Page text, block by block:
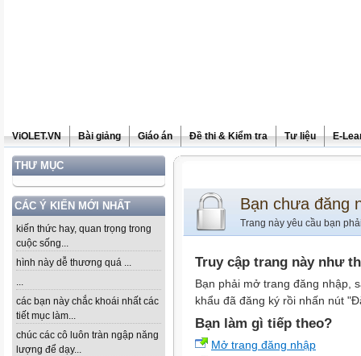
ViOLET.VN Bài giảng Giáo án Đề thi & Kiểm tra Tư liệu E-
THƯ MỤC
CÁC Ý KIẾN MỚI NHẤT
kiến thức hay, quan trọng trong
cuộc sống...
hình này dễ thương quá ...
...
các bạn này chắc khoái nhất các
tiết mục làm...
chúc các cô luôn tràn ngập năng
lượng để dạy...
Bạn chưa đăng
Trang này yêu cầu bạn
Truy cập trang này như
Bạn phải mở trang đăng nhập,
khẩu đã đăng ký rồi nhấn nút
Bạn làm gì tiếp theo?
Mở trang đăng nhập